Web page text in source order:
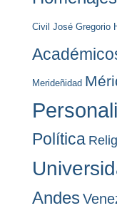
Civil José Gregorio
Merideñidad
Política
Andes